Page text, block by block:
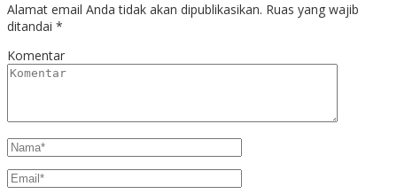
Alamat email Anda tidak akan dipublikasikan. Ruas yang wajib
ditandai *
Komentar